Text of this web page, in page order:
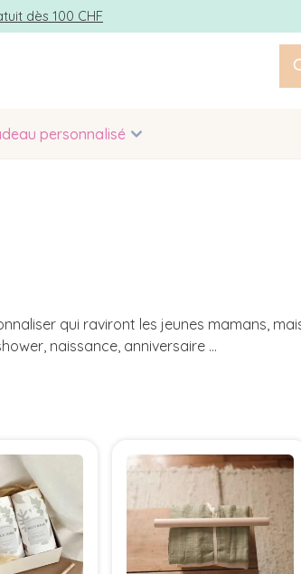
dès 100 CHF
personnalisé
qui raviront les jeunes mamans,
, naissance, anniversaire ...